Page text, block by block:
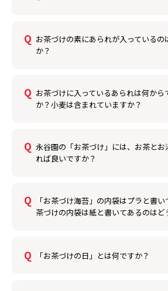
お茶づけの素にあられが入っているの
か？
お茶づけに入っているあられは何から
か？小麦は含まれていますか？
永谷園の「お茶づけ」には、お茶とお
れば良いですか？
「お茶づけ海苔」の内袋はプラと書
茶づけの内袋は紙と書いてあるのはど
「お茶づけの日」とは何ですか？